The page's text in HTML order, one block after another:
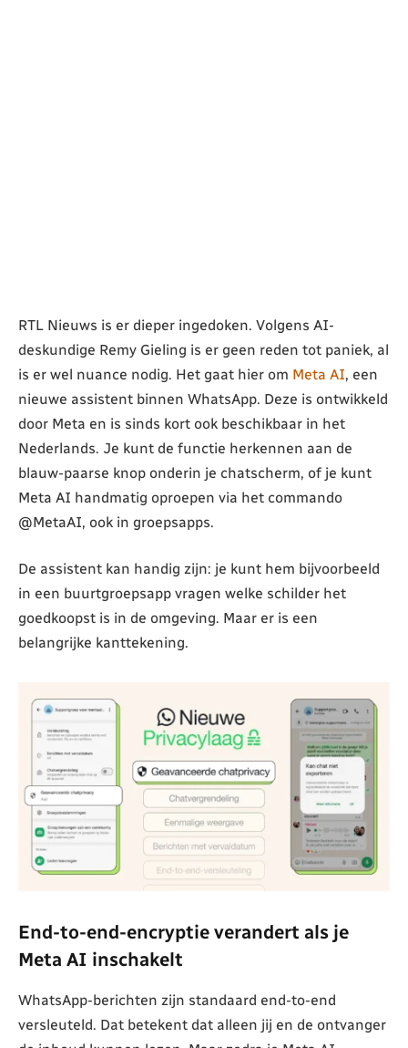
RTL Nieuws is er dieper ingedoken. Volgens AI-
deskundige Remy Gieling is er geen reden tot paniek, al
is er wel nuance nodig. Het gaat hier om Meta AI, een
nieuwe assistent binnen WhatsApp. Deze is ontwikkeld
door Meta en is sinds kort ook beschikbaar in het
Nederlands. Je kunt de functie herkennen aan de
blauw-paarse knop onderin je chatscherm, of je kunt
Meta AI handmatig oproepen via het commando
@MetaAI, ook in groepsapps.
De assistent kan handig zijn: je kunt hem bijvoorbeeld
in een buurtgroepsapp vragen welke schilder het
goedkoopst is in de omgeving. Maar er is een
belangrijke kanttekening.
End-to-end-encryptie verandert als je
Meta AI inschakelt
WhatsApp-berichten zijn standaard end-to-end
versleuteld. Dat betekent dat alleen jij en de ontvanger